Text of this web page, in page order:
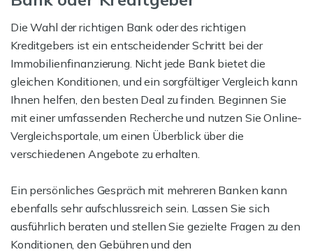
Die Wahl der richtigen Bank oder des richtigen
Kreditgebers ist ein entscheidender Schritt bei der
Immobilienfinanzierung. Nicht jede Bank bietet die
gleichen Konditionen, und ein sorgfältiger Vergleich kann
Ihnen helfen, den besten Deal zu finden. Beginnen Sie
mit einer umfassenden Recherche und nutzen Sie Online-
Vergleichsportale, um einen Überblick über die
verschiedenen Angebote zu erhalten.
Ein persönliches Gespräch mit mehreren Banken kann
ebenfalls sehr aufschlussreich sein. Lassen Sie sich
ausführlich beraten und stellen Sie gezielte Fragen zu den
Konditionen, den Gebühren und den